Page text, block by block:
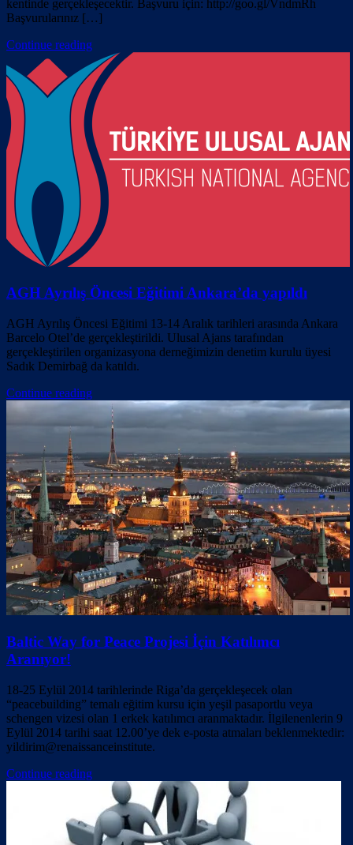
kentinde gerçekleşecektir. Başvuru için: http://goo.gl/VndmRh
Başvurularınız […]
Continue reading
AGH Ayrılış Öncesi Eğitimi Ankara’da yapıldı
AGH Ayrılış Öncesi Eğitimi 13-14 Aralık tarihleri arasında Ankara
Barcelo Otel’de gerçekleştirildi. Ulusal Ajans tarafından
gerçekleştirilen organizasyona derneğimizin denetim kurulu üyesi
Sadık Demirbağ da katıldı.
Continue reading
Baltic Way for Peace Projesi İçin Katılımcı
Aranıyor!
18-25 Eylül 2014 tarihlerinde Riga’da gerçekleşecek olan
“peacebuilding” temalı eğitim kursu için yeşil pasaportlu veya
schengen vizesi olan 1 erkek katılımcı aranmaktadır. İlgilenenlerin 9
Eylül 2014 tarihi saat 12.00’ye dek e-posta atmaları beklenmektedir:
yildirim@renaissanceinstitute.
Continue reading